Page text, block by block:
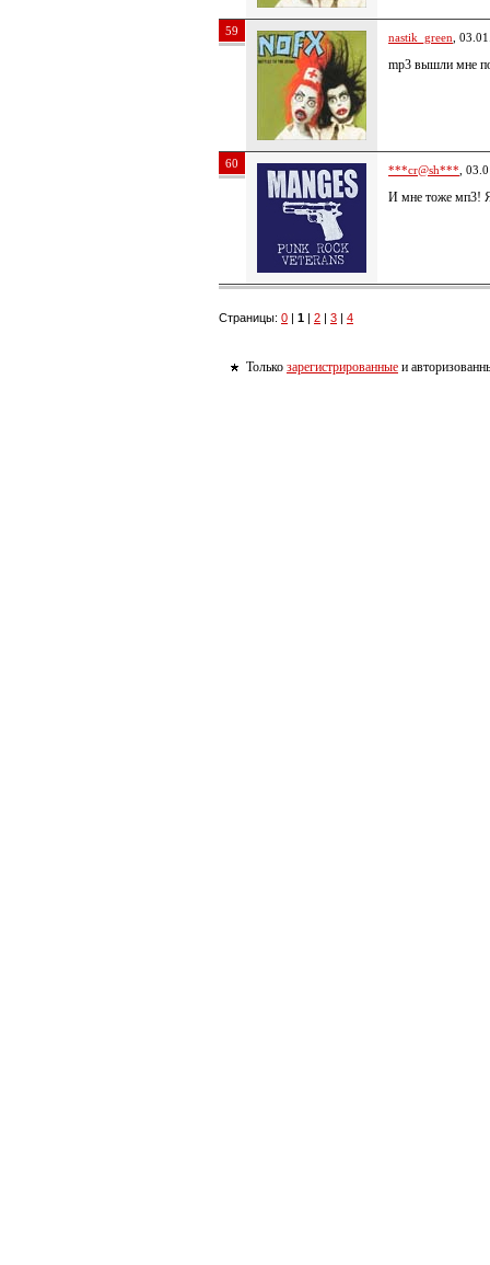
59 nastik_green ,
mp3 вышли мне
60 ***cr@sh*** ,
И мне тоже мп3! Я
Страницы: 0 | 1 | 2 | 3 | 4
Только зарегистрированные и